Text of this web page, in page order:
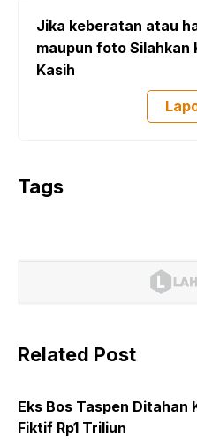
Jika keberatan atau
maupun foto Silahkan
Kasih
Tags
Related Post
Eks Bos Taspen Ditahan
Fiktif Rp1 Triliun